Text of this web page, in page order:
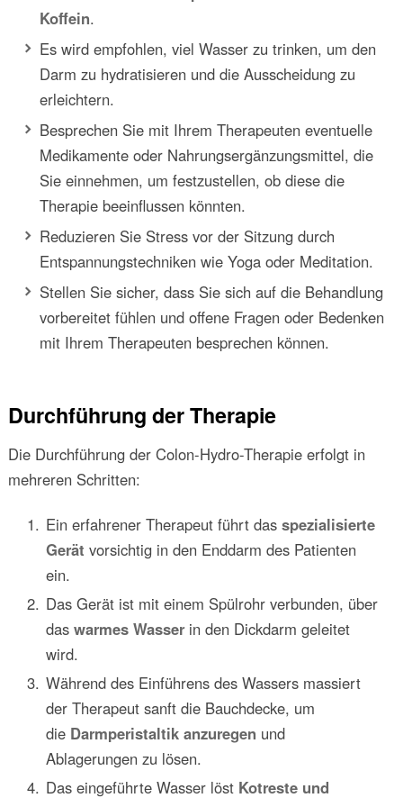
Koffein.
Es wird empfohlen, viel Wasser zu trinken, um den
Darm zu hydratisieren und die Ausscheidung zu
erleichtern.
Besprechen Sie mit Ihrem Therapeuten eventuelle
Medikamente oder Nahrungsergänzungsmittel, die
Sie einnehmen, um festzustellen, ob diese die
Therapie beeinflussen könnten.
Reduzieren Sie Stress vor der Sitzung durch
Entspannungstechniken wie Yoga oder Meditation.
Stellen Sie sicher, dass Sie sich auf die Behandlung
vorbereitet fühlen und offene Fragen oder Bedenken
mit Ihrem Therapeuten besprechen können.
Durchführung der Therapie
Die Durchführung der Colon-Hydro-Therapie erfolgt in
mehreren Schritten:
Ein erfahrener Therapeut führt das spezialisierte
Gerät vorsichtig in den Enddarm des Patienten
ein.
Das Gerät ist mit einem Spülrohr verbunden, über
das warmes Wasserin den Dickdarm geleitet
wird.
Während des Einführens des Wassers massiert
der Therapeut sanft die Bauchdecke, um
die Darmperistaltik anzuregen und
Ablagerungen zu lösen.
Das eingeführte Wasser löst Kotreste und